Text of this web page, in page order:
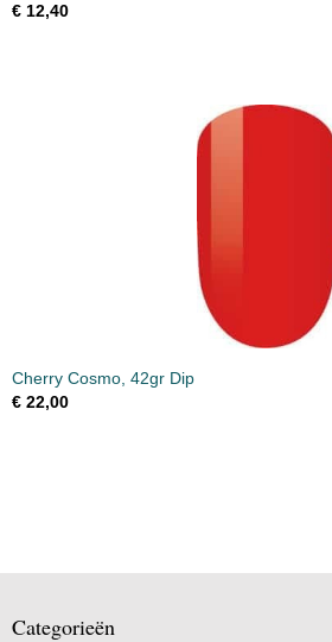
€ 12,40
Cherry Cosmo, 42gr Dip
€ 22,00
Categorieën